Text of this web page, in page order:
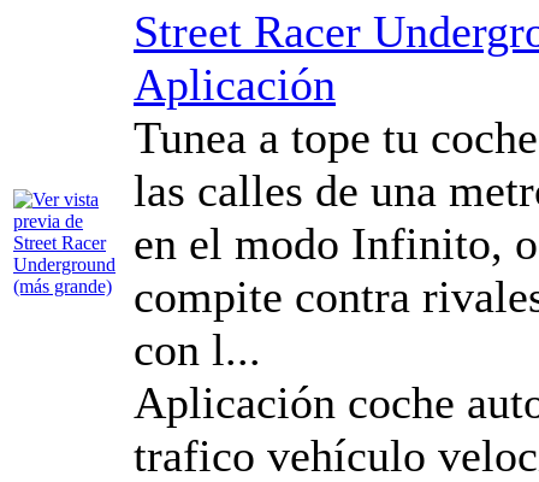
Street Racer
Aplicación
Tunea a tope tu
las calles de una
en el modo Infinito,
compite contra
con l...
Aplicación coche
trafico vehículo